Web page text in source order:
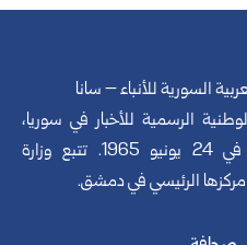
السورية للأنباء – سانا
الرسمية للأخبار في سوريا،
تأسست في 24 يونيو 1965. تتبع وزارة
ومركزها الرئيسي في دمشق.